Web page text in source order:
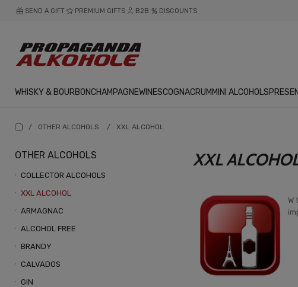
SEND A GIFT PREMIUM GIFTS B2B DISCOUNTS
WHISKY & BOURBONCHAMPAGNEWINESCOGNACRUM MINI ALCOHOLS
/ OTHER ALCOHOLS / XXL ALCOHOL
OTHER ALCOHOLS
COLLECTOR ALCOHOLS
XXL ALCOHOL
ARMAGNAC
ALCOHOL FREE
BRANDY
CALVADOS
GIN
XXL
W